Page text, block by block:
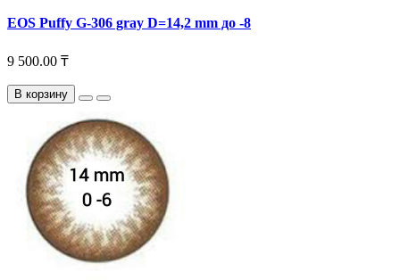
EOS Puffy G-306 gray D=14,2 mm до -8
9 500.00 ₸
В корзину